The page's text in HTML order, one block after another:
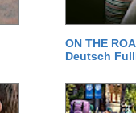
ON THE
Deutsch